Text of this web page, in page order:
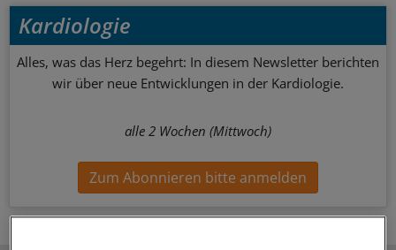
Kardiologie
Alles, was das Herz begehrt: In diesem Newsletter berichten
wir über neue Entwicklungen in der Kardiologie.
alle 2 Wochen (Mittwoch)
Zum Abonnieren bitte anmelden